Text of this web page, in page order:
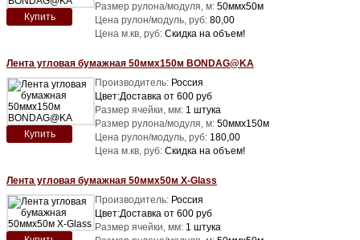
Купить
Размер рулона/модуля, м: 50ммх50м
Цена рулон/модуль, руб: 80,00
Цена м.кв, руб: Скидка на объем!
Лента угловая бумажная 50ммх150м BONDAG@KA
Купить
Производитель: Россия
Цвет:Доставка от 600 руб
Размер ячейки, мм: 1 штука
Размер рулона/модуля, м: 50ммх150м
Цена рулон/модуль, руб: 180,00
Цена м.кв, руб: Скидка на объем!
Лента угловая бумажная 50ммх50м X-Glass
Производитель: Россия
Цвет:Доставка от 600 руб
Размер ячейки, мм: 1 штука